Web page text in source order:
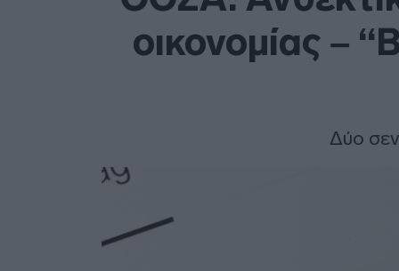
οικονομίας –
Δύο